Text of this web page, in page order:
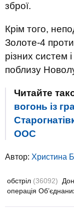
зброї.
Крім того,
Золоте-4
різних систем
поблизу
Читайте
вогонь із
ООС
Автор: Христина
обстріл (36092)
операція